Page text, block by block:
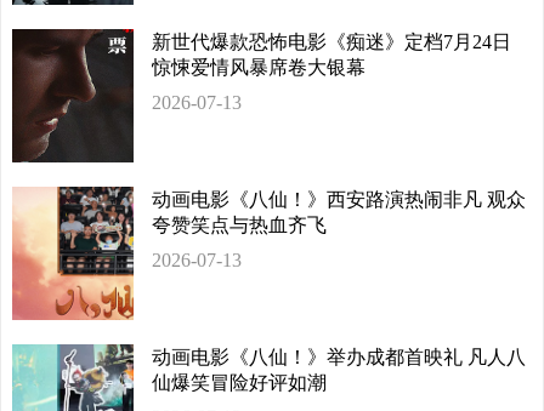
新世代爆款恐怖电影《痴迷》定档7月24日
惊悚爱情风暴席卷大银幕
2026-07-13
动画电影《八仙！》西安路演热闹非凡 观众
夸赞笑点与热血齐飞
2026-07-13
动画电影《八仙！》举办成都首映礼 凡人八
仙爆笑冒险好评如潮